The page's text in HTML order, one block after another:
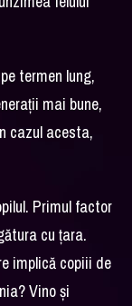
termen lung,
mai bune,
cazul acesta,
Primul factor
cu țara.
implică copiii de
Vino și